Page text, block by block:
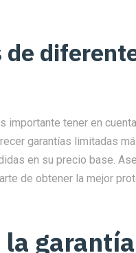
de
importante tener en
garantías limitadas
en su precio base.
de obtener la mejor
la